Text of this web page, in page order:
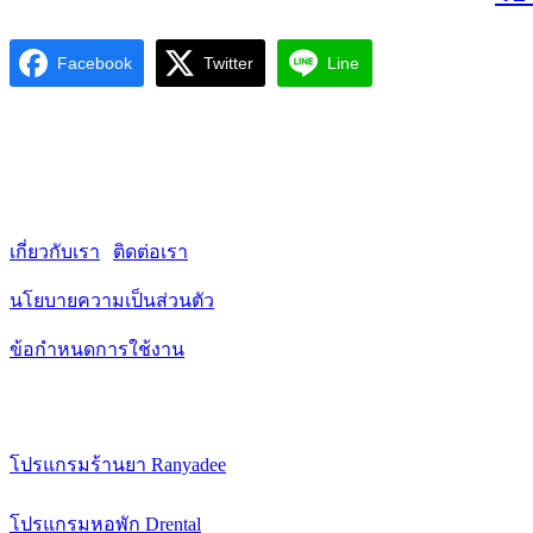
Facebook Twitter Line
เกี่ยวกับเรา ติดต่อเรา
นโยบายความเป็นส่วนตัว
ข้อกำหนดการใช้งาน
โปรแกรมร้านยา Ranyadee
โปรแกรมหอพัก Drental